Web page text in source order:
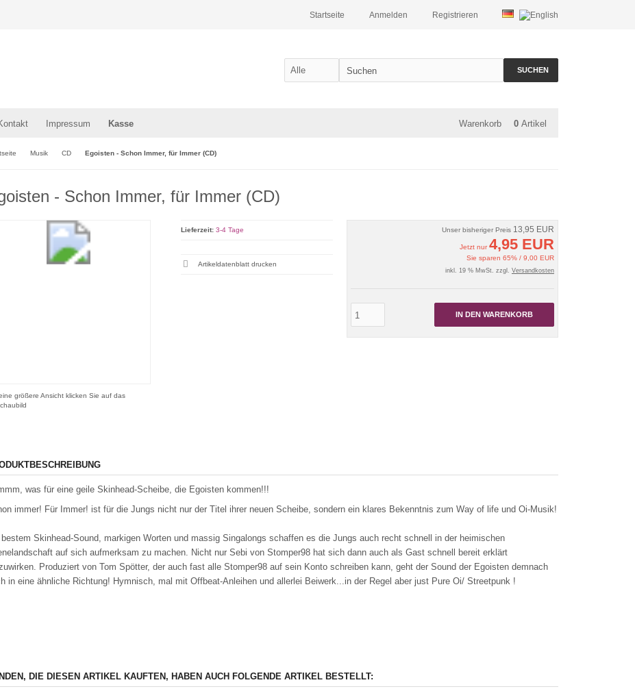
Registrieren
Anmelden
Startseite
SUCHEN
Impressum Kasse Warenkorb 0 Artikel
Musik CD Egoisten - Schon Immer, für Immer (CD)
- Schon Immer, für Immer (CD)
größere Ansicht klicken Sie auf das
Unser bisheriger Preis 13,95 EUR
Jetzt nur4,95 EUR
Sie sparen 65% / 9,00 EUR
inkl. 19 % MwSt. zzgl. Versandkosten
IN DEN WARENKORB
Lieferzeit: 3-4 Tage
Artikeldatenblatt drucken
was für eine geile Skinhead-Scheibe, die Egoisten kommen!!!
immer! Für Immer! ist für die Jungs nicht nur der Titel ihrer neuen Scheibe, sondern ein klares Bekenntnis zum Way of life und Oi-Musik!
bestem Skinhead-Sound, markigen Worten und massig Singalongs schaffen es die Jungs auch recht schnell in der heimischen
auf sich aufmerksam zu machen. Nicht nur Sebi von Stomper98 hat sich dann auch als Gast schnell bereit erklärt
Produziert von Tom Spötter, der auch fast alle Stomper98 auf sein Konto schreiben kann, geht der Sound der Egoisten demnach
in eine ähnliche Richtung! Hymnisch, mal mit Offbeat-Anleihen und allerlei Beiwerk...in der Regel aber just Pure Oi/ Streetpunk !
DIE DIESEN ARTIKEL KAUFTEN, HABEN AUCH FOLGENDE ARTIKEL BESTELLT: